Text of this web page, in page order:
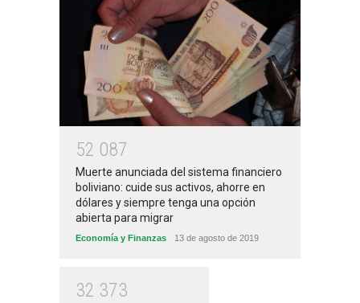
52 087
Muerte anunciada del sistema financiero
boliviano: cuide sus activos, ahorre en
dólares y siempre tenga una opción
abierta para migrar
Economía y Finanzas 13 de agosto de 2019
32 373